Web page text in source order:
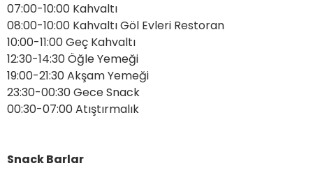
07:00-10:00 Kahvaltı
08:00-10:00 Kahvaltı Göl Evleri Restoran
10:00-11:00 Geç Kahvaltı
12:30-14:30 Öğle Yemeği
19:00-21:30 Akşam Yemeği
23:30-00:30 Gece Snack
00:30-07:00 Atıştırmalık
Snack Barlar